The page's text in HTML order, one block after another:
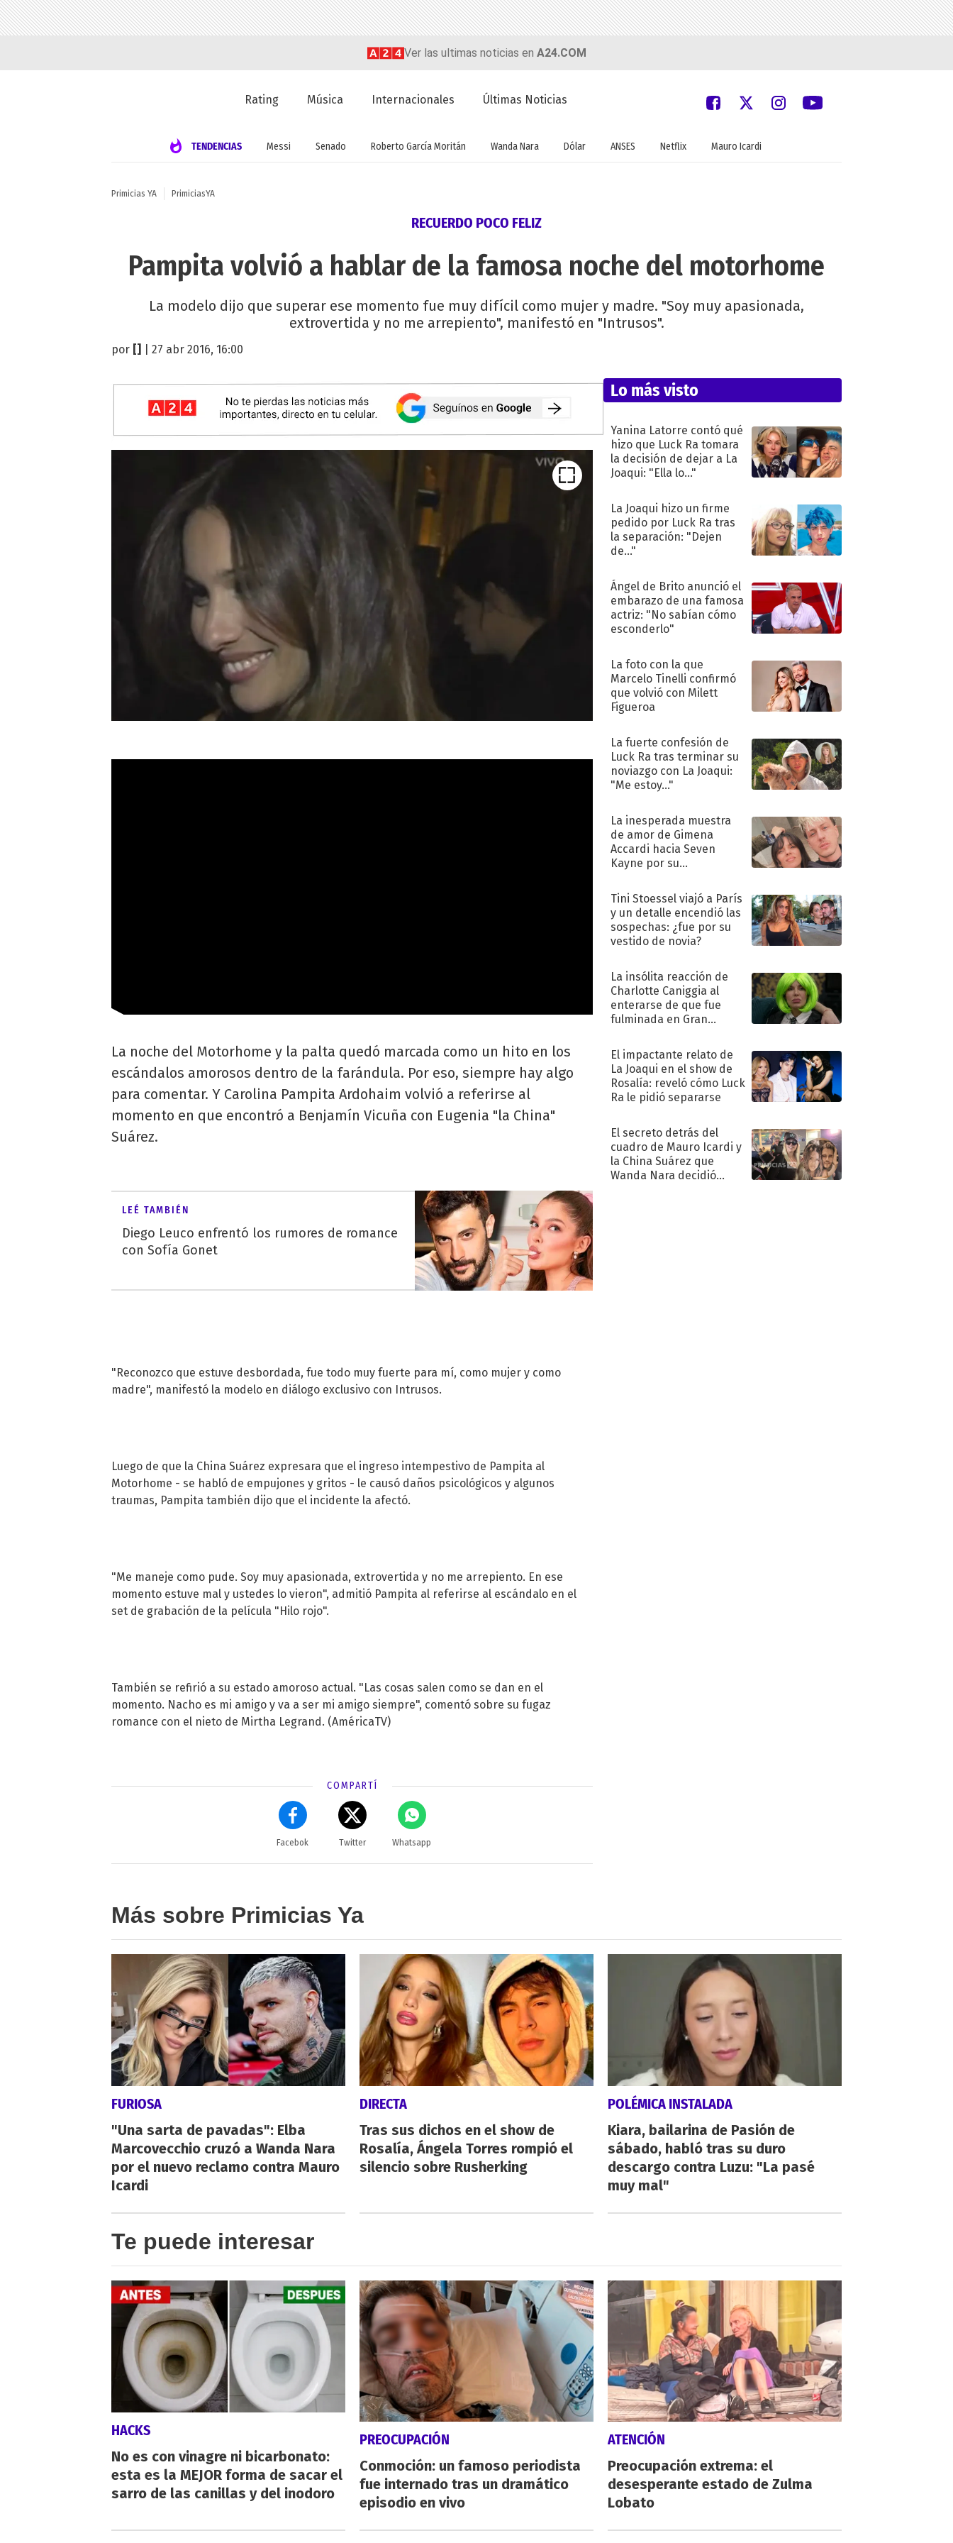
Ver las ultimas noticias en A24.COM
Rating Música Internacionales Últimas Noticias
TENDENCIAS Messi Senado Roberto García Moritán Wanda Nara Dólar ANSES Netflix Mauro Icardi
Primicias YA PrimiciasYA
RECUERDO POCO FELIZ
Pampita volvió a hablar de la famosa noche del motorhome
La modelo dijo que superar ese momento fue muy difícil como mujer y madre. "Soy muy apasionada,
extrovertida y no me arrepiento", manifestó en "Intrusos".
por | 27 abr 2016, 16:00
La noche del Motorhome y la palta quedó marcada como un hito en los
escándalos amorosos dentro de la farándula. Por eso, siempre hay algo
para comentar. Y Carolina Pampita Ardohaim volvió a referirse al
momento en que encontró a Benjamín Vicuña con Eugenia "la China"
Suárez.
LEÉ TAMBIÉN
Diego Leuco enfrentó los rumores de romance
con Sofía Gonet
"Reconozco que estuve desbordada, fue todo muy fuerte para mí, como mujer y como
madre", manifestó la modelo en diálogo exclusivo con Intrusos.
Luego de que la China Suárez expresara que el ingreso intempestivo de Pampita al
Motorhome - se habló de empujones y gritos - le causó daños psicológicos y algunos
traumas, Pampita también dijo que el incidente la afectó.
"Me maneje como pude. Soy muy apasionada, extrovertida y no me arrepiento. En ese
momento estuve mal y ustedes lo vieron", admitió Pampita al referirse al escándalo en el
set de grabación de la película "Hilo rojo".
También se refirió a su estado amoroso actual. "Las cosas salen como se dan en el
momento. Nacho es mi amigo y va a ser mi amigo siempre", comentó sobre su fugaz
romance con el nieto de Mirtha Legrand. (AméricaTV)
COMPARTÍ
Facebok Twitter Whatsapp
Lo más visto
Yanina Latorre contó qué
hizo que Luck Ra tomara
la decisión de dejar a La
Joaqui: "Ella lo..."
La Joaqui hizo un firme
pedido por Luck Ra tras
la separación: "Dejen
de..."
Ángel de Brito anunció el
embarazo de una famosa
actriz: "No sabían cómo
esconderlo"
La foto con la que
Marcelo Tinelli confirmó
que volvió con Milett
Figueroa
La fuerte confesión de
Luck Ra tras terminar su
noviazgo con La Joaqui:
"Me estoy..."
La inesperada muestra
de amor de Gimena
Accardi hacia Seven
Kayne por su
Tini Stoessel viajó a París
y un detalle encendió las
sospechas: ¿fue por su
vestido de novia?
La insólita reacción de
Charlotte Caniggia al
enterarse de que fue
fulminada en Gran
El impactante relato de
La Joaqui en el show de
Rosalía: reveló cómo Luck
Ra le pidió separarse
El secreto detrás del
cuadro de Mauro Icardi y
la China Suárez que
Wanda Nara decidió
Más sobre Primicias Ya
FURIOSA
"Una sarta de pavadas": Elba
Marcovecchio cruzó a Wanda Nara
por el nuevo reclamo contra Mauro
Icardi
DIRECTA
Tras sus dichos en el show de
Rosalía, Ángela Torres rompió el
silencio sobre Rusherking
POLÉMICA INSTALADA
Kiara, bailarina de Pasión de
sábado, habló tras su duro
descargo contra Luzu: "La pasé
muy mal"
Te puede interesar
HACKS
No es con vinagre ni bicarbonato:
esta es la MEJOR forma de sacar el
sarro de las canillas y del inodoro
PREOCUPACIÓN
Conmoción: un famoso periodista
fue internado tras un dramático
episodio en vivo
ATENCIÓN
Preocupación extrema: el
desesperante estado de Zulma
Lobato